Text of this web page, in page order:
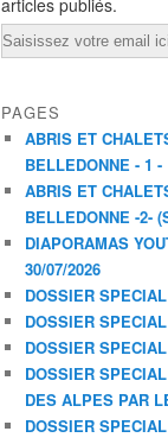
articles publiés.
Email
PAGES
ABRIS ET
BELLEDONNE - 1 -
ABRIS ET
BELLEDONNE -2-
DIAPORAMAS
30/07/2026
DOSSIER
DOSSIER
DOSSIER
DOSSIER
DES ALPES PAR
DOSSIER